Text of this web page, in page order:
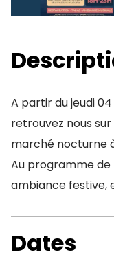
A partir du jeudi
retrouvez nous
marché nocturne
Au programme de
ambiance festive,
Dates